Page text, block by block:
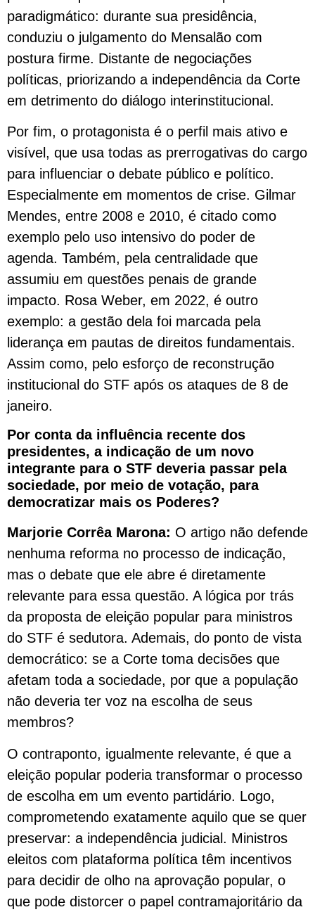
paradigmático: durante sua presidência,
conduziu o julgamento do Mensalão com
postura firme. Distante de negociações
políticas, priorizando a independência da Corte
em detrimento do diálogo interinstitucional.
Por fim, o protagonista é o perfil mais ativo e
visível, que usa todas as prerrogativas do cargo
para influenciar o debate público e político.
Especialmente em momentos de crise. Gilmar
Mendes, entre 2008 e 2010, é citado como
exemplo pelo uso intensivo do poder de
agenda. Também, pela centralidade que
assumiu em questões penais de grande
impacto. Rosa Weber, em 2022, é outro
exemplo: a gestão dela foi marcada pela
liderança em pautas de direitos fundamentais.
Assim como, pelo esforço de reconstrução
institucional do STF após os ataques de 8 de
janeiro.
Por conta da influência recente dos
presidentes, a indicação de um novo
integrante para o STF deveria passar pela
sociedade, por meio de votação, para
democratizar mais os Poderes?
Marjorie Corrêa Marona: O artigo não defende
nenhuma reforma no processo de indicação,
mas o debate que ele abre é diretamente
relevante para essa questão. A lógica por trás
da proposta de eleição popular para ministros
do STF é sedutora. Ademais, do ponto de vista
democrático: se a Corte toma decisões que
afetam toda a sociedade, por que a população
não deveria ter voz na escolha de seus
membros?
O contraponto, igualmente relevante, é que a
eleição popular poderia transformar o processo
de escolha em um evento partidário. Logo,
comprometendo exatamente aquilo que se quer
preservar: a independência judicial. Ministros
eleitos com plataforma política têm incentivos
para decidir de olho na aprovação popular, o
que pode distorcer o papel contramajoritário da